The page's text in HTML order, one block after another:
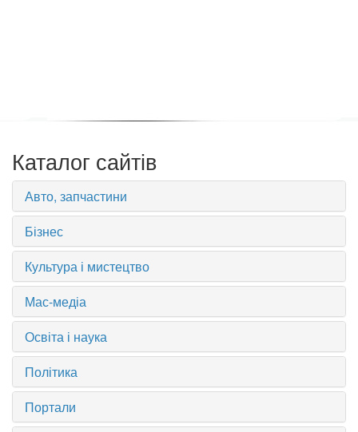
Каталог сайтів
Авто, запчастини
Бізнес
Культура і мистецтво
Мас-медіа
Освіта і наука
Політика
Портали